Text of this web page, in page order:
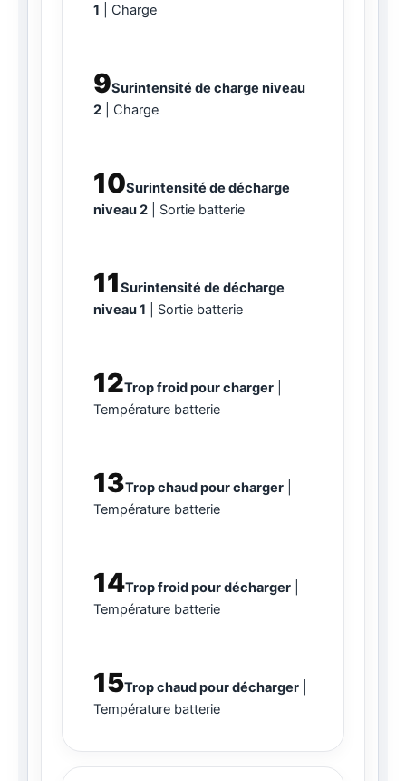
1
Charge
9Surintensité de charge niveau
2
Charge
10Surintensité de décharge
niveau 2
Sortie batterie
11Surintensité de décharge
niveau 1
Sortie batterie
12Trop froid pour charger
Température batterie
13Trop chaud pour charger
Température batterie
14Trop froid pour décharger
Température batterie
15Trop chaud pour décharger
Température batterie